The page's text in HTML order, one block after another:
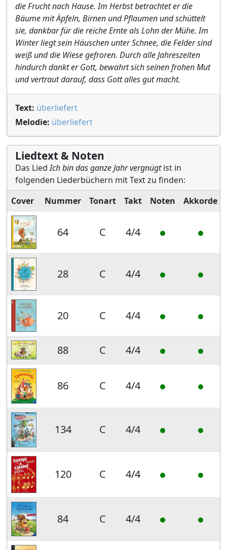
die Frucht nach Hause. Im Herbst betrachtet er die
Bäume mit Äpfeln, Birnen und Pflaumen und schüttelt
sie, dankbar für die reiche Ernte als Lohn der Mühe. Im
Winter liegt sein Häuschen unter Schnee, die Felder sind
weiß und die Wiese gefroren. Durch alle Jahreszeiten
hindurch dankt er Gott, bewahrt sich seinen frohen Mut
und vertraut darauf, dass Gott alles gut macht.
Text: überliefert
Melodie: überliefert
Liedtext & Noten
Das LiedIch bin das ganze Jahr vergnügtist in
folgenden Liederbüchern mit Text zu finden:
Cover
Nummer Tonart Takt Noten Akkorde
64 C 4/4
28 C 4/4
20 C 4/4
88 C 4/4
86 C 4/4
134 C 4/4
120 C 4/4
84 C 4/4